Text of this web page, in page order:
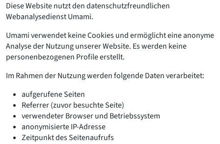
Diese Website nutzt den datenschutzfreundlichen
Webanalysedienst Umami.
Umami verwendet keine Cookies und ermöglicht eine anonyme
Analyse der Nutzung unserer Website. Es werden keine
personenbezogenen Profile erstellt.
Im Rahmen der Nutzung werden folgende Daten verarbeitet:
aufgerufene Seiten
Referrer (zuvor besuchte Seite)
verwendeter Browser und Betriebssystem
anonymisierte IP-Adresse
Zeitpunkt des Seitenaufrufs